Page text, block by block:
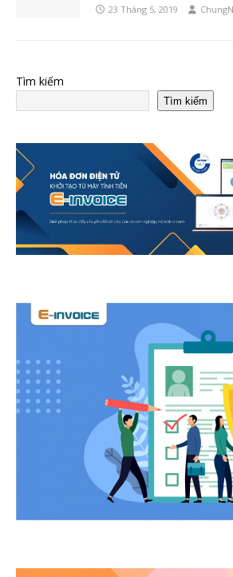
23 Tháng 5, 2019
Tìm kiếm
Tìm kiếm